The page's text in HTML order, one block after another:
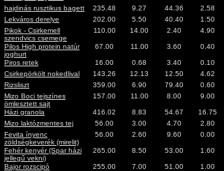
hajdinás rusztikus bagett
235.48 9.27 44.36
2.58
Lekváros derelye
202.00 5.50 40.40
1.50
Pikok - Csirkemell
szendvics csemege
110.00 14.00 2.40 4.90
Pilos High protein natúr
joghurt
67.00 11.00 3.60 0.40
Piros retek 16.00 0.68 3.40
0.10
Csirkepörkölt nokedlival
143.26 12.13 12.50
4.62
Rizsliszt
359.00 6.90 79.40
0.60
Mizo Boci tejszínes
ömlesztett sajt
157.00 11.00 8.00 9.00
Házi granola 416.02 8.83 54.67
16.75
Mizo laktózmentes tej
56.00 3.00 4.70
2.80
Fevita ínyenc
zöldségkeverék (mirelit)
56.00 2.60 9.60 0.00
Fehér kenyér (Spar házi
jellegű vekni)
265.00 8.50 53.00 1.60
Bajor rozscipó 255.00 7.00 51.00
1.00